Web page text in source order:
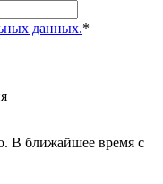
данных.*
В ближайшее время с